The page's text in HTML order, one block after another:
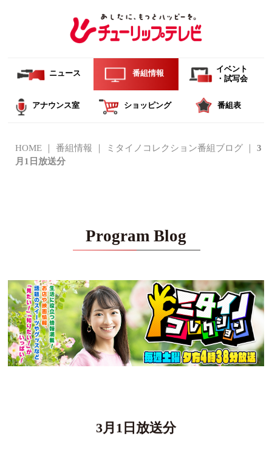
ニュース 番組情報
イベント
・試写会
アナウンス室 ショッピング 番組表
HOME 番組情報 ミタイノコレクション番組ブログ
3
月1日放送分
Program Blog
3月1日放送分